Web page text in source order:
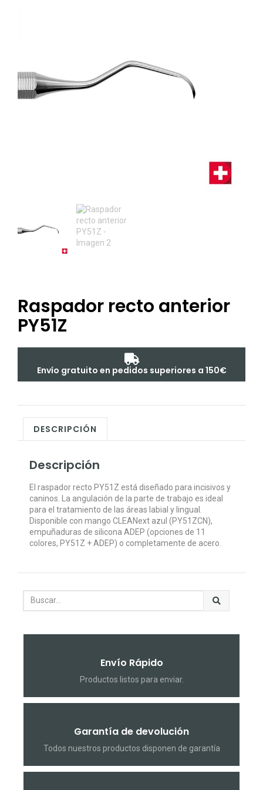
Raspador recto anterior
PY51Z
Envío gratuito en pedidos superiores a 150€
DESCRIPCIÓN
Descripción
El raspador recto PY51Z está diseñado para incisivos y
caninos. La angulación de la parte de trabajo es ideal
para el tratamiento de las áreas labial y lingual.
Disponible con mango CLEANext azul (PY51ZCN),
empuñaduras de silicona ADEP (opciones de 11
colores, PY51Z + ADEP) o completamente de acero.
Envío Rápido
Productos listos para enviar.
Garantía de devolución
Todos nuestros productos disponen de garantía